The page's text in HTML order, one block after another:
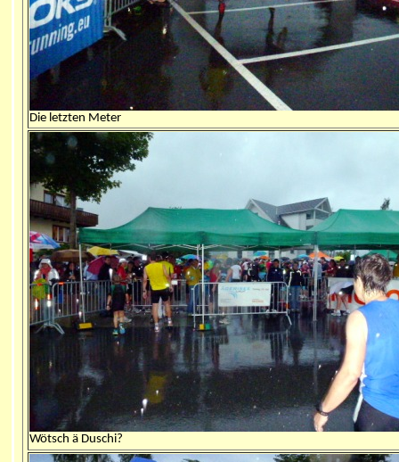
Die letzten Meter
Wötsch ä Duschi?